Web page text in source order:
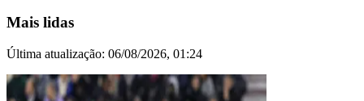
Mais lidas
Última atualização: 06/08/2026, 01:24